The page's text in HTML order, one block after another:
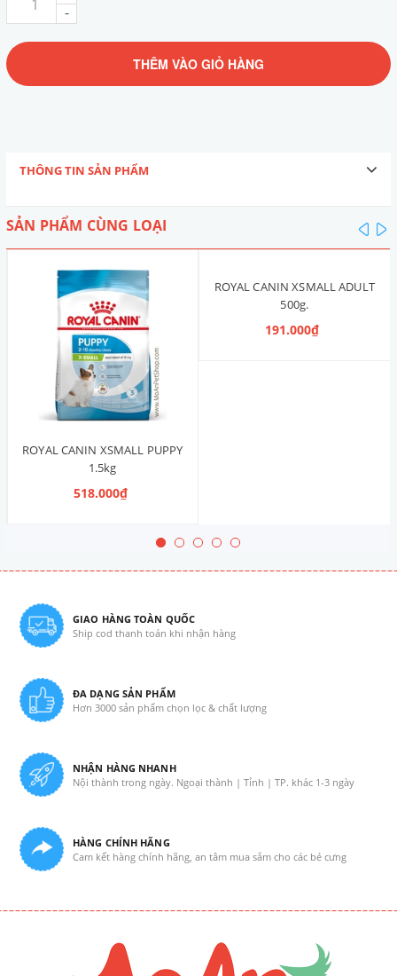
-
THÊM VÀO GIỎ HÀNG
THÔNG TIN SẢN PHẨM
SẢN PHẨM CÙNG LOẠI
ROYAL CANIN XSMALL PUPPY
1.5kg
518.000₫
ROYAL CANIN XSMALL ADULT
500g.
191.000₫
GIAO HÀNG TOÀN QUỐC
Ship cod thanh toán khi nhận hàng
ĐA DẠNG SẢN PHẨM
Hơn 3000 sản phẩm chọn lọc & chất lượng
NHẬN HÀNG NHANH
Nội thành trong ngày. Ngoại thành | Tỉnh | TP. khác 1-3 ngày
HÀNG CHÍNH HÃNG
Cam kết hàng chính hãng, an tâm mua sắm cho các bé cưng